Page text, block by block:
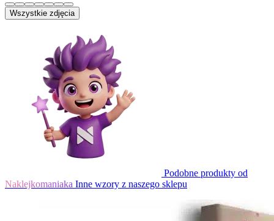
Wszystkie zdjęcia
Podobne produkty od
Naklejkomaniaka Inne wzory z naszego sklepu